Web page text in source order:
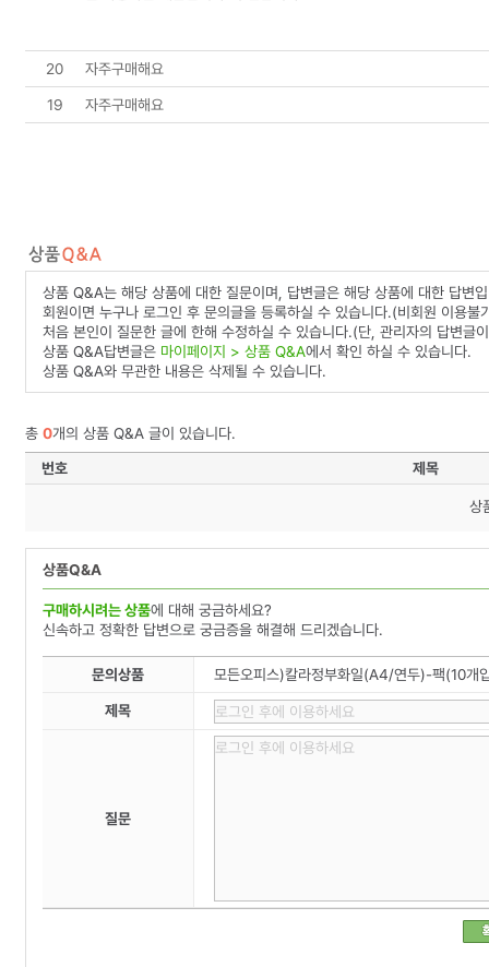
20 자주구매해요
19 자주구매해요
상품 Q&A는 해당 상품에 대한 질문이며, 답변글은 해당 상품에 대한 답변
회원이면 누구나 로그인 후 문의글을 등록하실 수 있습니다.(비회원 이용불
처음 본인이 질문한 글에 한해 수정하실 수 있습니다.(단, 관리자의 답변글
상품 Q&A답변글은 마이페이지 > 상품 Q&A에서 확인 하실 수 있습니다.
상품 Q&A와 무관한 내용은 삭제될 수 있습니다.
총 0개의 상품 Q&A 글이 있습니다.
번호
제목
상
상품Q&A
구매하시려는 상품에 대해 궁금하세요?
신속하고 정확한 답변으로 궁금증을 해결해 드리겠습니다.
문의상품 모든오피스)칼라정부화일(A4/연두)-팩(10개
제목
질문